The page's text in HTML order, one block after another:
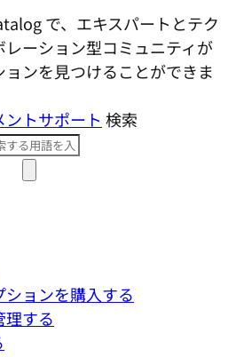
で、エキスパートとテク
ーション型コミ​ュニティが
ンを見つけることができま
トサポート 検索
ョンを購入する
理する